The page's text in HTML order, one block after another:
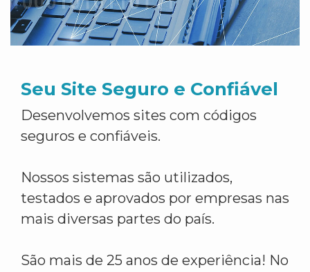
Seu Site Seguro e Confiável
Desenvolvemos sites com códigos
seguros e confiáveis.
Nossos sistemas são utilizados,
testados e aprovados por empresas nas
mais diversas partes do país.
São mais de 25 anos de experiência! No